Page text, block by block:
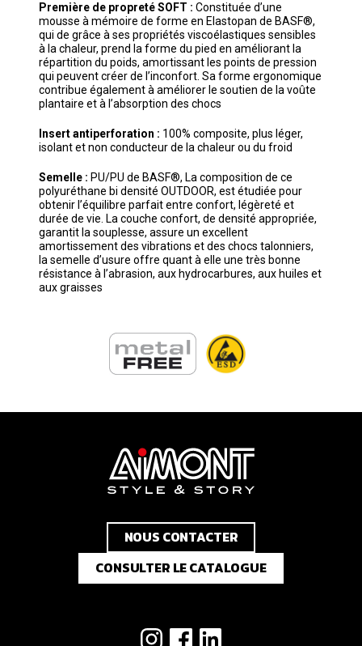
Première de propreté SOFT : Constituée d’une
mousse à mémoire de forme en Elastopan de BASF®,
qui de grâce à ses propriétés viscoélastiques sensibles
à la chaleur, prend la forme du pied en améliorant la
répartition du poids, amortissant les points de pression
qui peuvent créer de l’inconfort. Sa forme ergonomique
contribue également à améliorer le soutien de la voûte
plantaire et à l’absorption des chocs
Insert antiperforation : 100% composite, plus léger,
isolant et non conducteur de la chaleur ou du froid
Semelle : PU/PU de BASF®, La composition de ce
polyuréthane bi densité OUTDOOR, est étudiée pour
obtenir l’équilibre parfait entre confort, légèreté et
durée de vie. La couche confort, de densité appropriée,
garantit la souplesse, assure un excellent
amortissement des vibrations et des chocs talonniers,
la semelle d’usure offre quant à elle une très bonne
résistance à l’abrasion, aux hydrocarbures, aux huiles et
aux graisses
NOUS CONTACTER
CONSULTER LE CATALOGUE